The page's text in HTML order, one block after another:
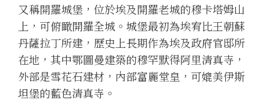
又稱開羅城堡，位於埃及開羅老城的穆卡塔姆山
上，可俯瞰開羅全城。城堡最初為埃宥比王朝蘇
丹薩拉丁所建，歷史上長期作為埃及政府官邸所
在地，其中鄂圖曼建築的穆罕默得阿里清真寺，
外部是雪花石建材，內部富麗堂皇，可媲美伊斯
坦堡的藍色清真寺。